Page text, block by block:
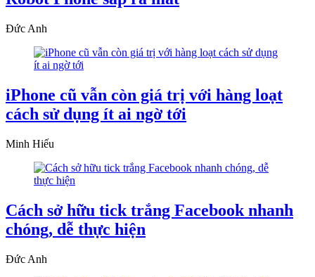
Đức Anh
iPhone cũ vẫn còn giá trị với hàng loạt
cách sử dụng ít ai ngờ tới
Minh Hiếu
Cách sở hữu tick trắng Facebook nhanh
chóng, dễ thực hiện
Đức Anh